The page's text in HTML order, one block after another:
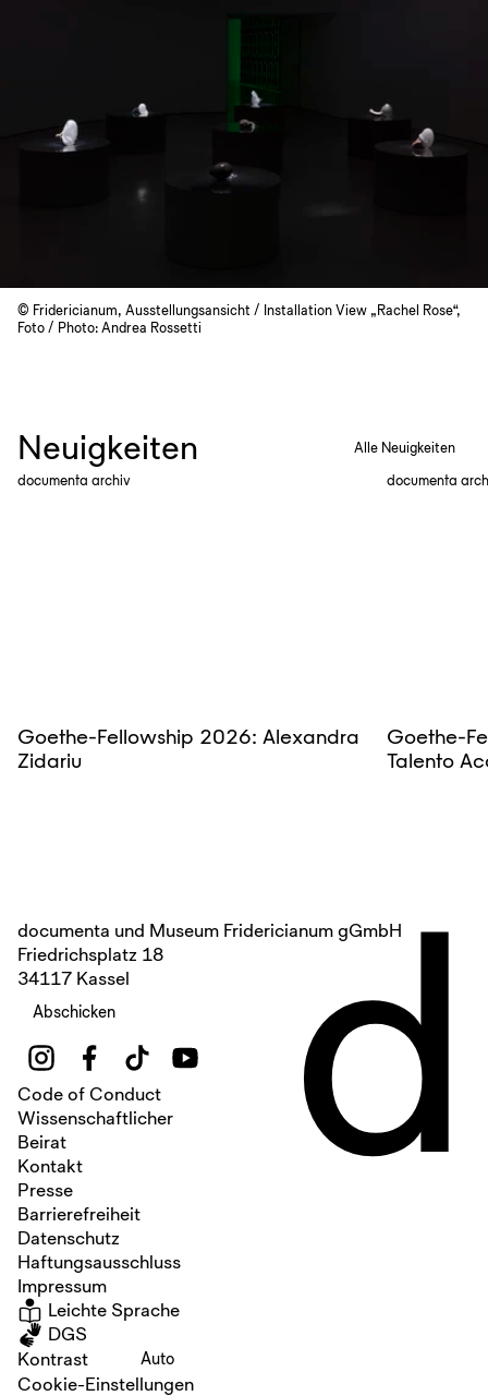
© Fridericianum, Ausstellungsansicht / Installation View „Rachel Rose“,
Foto / Photo: Andrea Rossetti
Neuigkeiten
Alle Neuigkeiten
documenta archiv
Goethe-Fellowship 2026: Alexandra
Zidariu
documenta
Goethe-
Talento
documenta und Museum Fridericianum gGmbH
Friedrichsplatz 18
34117 Kassel
Abschicken
Code of Conduct
Wissenschaftlicher
Beirat
Kontakt
Presse
Barrierefreiheit
Datenschutz
Haftungsausschluss
Impressum
Leichte Sprache
DGS
Kontrast
Auto
Cookie-Einstellungen
d